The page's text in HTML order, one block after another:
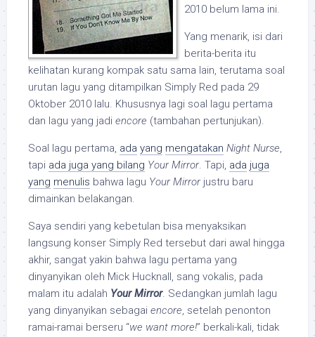
2010 belum lama ini.
Yang menarik, isi dari
berita-berita itu
kelihatan kurang kompak satu sama lain, terutama soal
urutan lagu yang ditampilkan Simply Red pada 29
Oktober 2010 lalu. Khususnya lagi soal lagu pertama
dan lagu yang jadi encore (tambahan pertunjukan).
Soal lagu pertama, ada yang mengatakan Night Nurse,
tapi ada juga yang bilang Your Mirror. Tapi, ada juga
yang menulis bahwa lagu Your Mirrorjustru baru
dimainkan belakangan.
Saya sendiri yang kebetulan bisa menyaksikan
langsung konser Simply Red tersebut dari awal hingga
akhir, sangat yakin bahwa lagu pertama yang
dinyanyikan oleh Mick Hucknall, sang vokalis, pada
malam itu adalah Your Mirror. Sedangkan jumlah lagu
yang dinyanyikan sebagai encore, setelah penonton
ramai-ramai berseru “we want more!” berkali-kali, tidak